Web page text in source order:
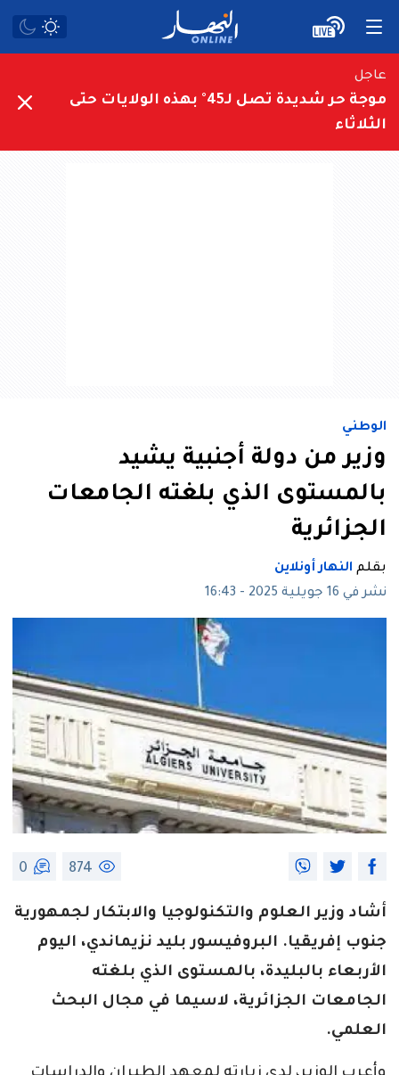
عاجل
موجة حر شديدة تصل لـ45° بهذه الولايات حتى
الثلاثاء
الوطني
وزير من دولة أجنبية يشيد
بالمستوى الذي بلغته الجامعات
الجزائرية
بقلم النهار أونلاين
نشر في 16 جويلية 2025 - 16:43
874
0
أشاد وزير العلوم والتكنولوجيا والابتكار لجمهورية
جنوب إفريقيا. البروفيسور بليد نزيماندي، اليوم
الأربعاء بالبليدة، بالمستوى الذي بلغته
الجامعات الجزائرية، لاسيما في مجال البحث
العلمي.